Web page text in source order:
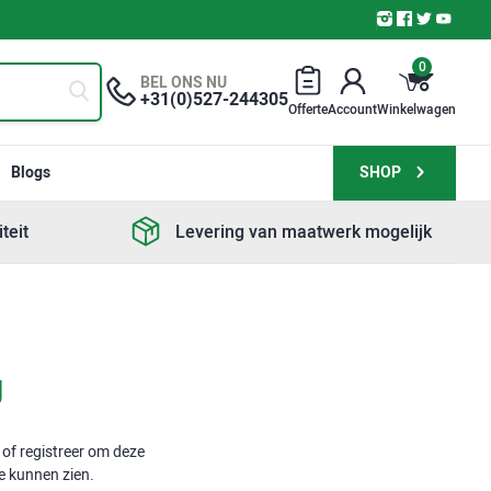
BEL ONS NU
+31(0)527-244305OfferteAccount
0
Winkelwagen
Blogs SHOP
Levering van maatwerk mogelijk
registreer om deze
kunnen zien.